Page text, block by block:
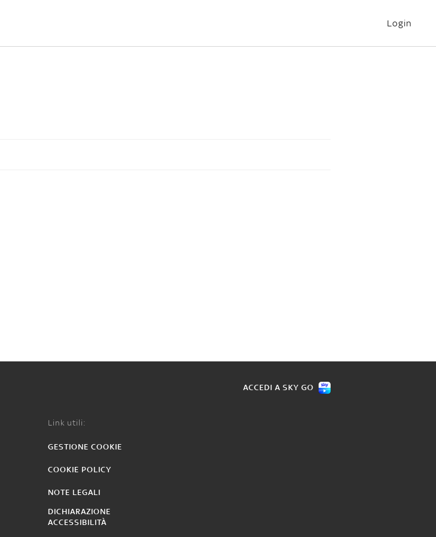
Login
ACCEDI A SKY GO
Link utili:
GESTIONE COOKIE
COOKIE POLICY
NOTE LEGALI
DICHIARAZIONE
ACCESSIBILITÀ